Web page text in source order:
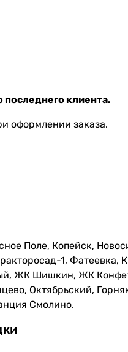
последнего клиента.
оформлении заказа.
Поле, Копейск,
1, Фатеевка,
ЖК Шишкин, ЖК
Октябрьский,
Смолино.